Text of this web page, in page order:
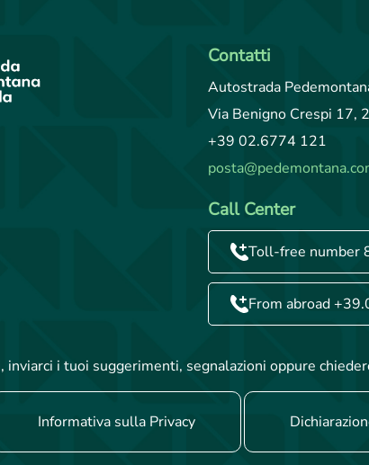
Contatti
Autostrada
Via Benigno Crespi 17,
+39 02.6774 121
Call Center
Toll-free number
From abroad
inviarci i tuoi suggerimenti, segnalazioni oppure
Informativa sulla Privacy